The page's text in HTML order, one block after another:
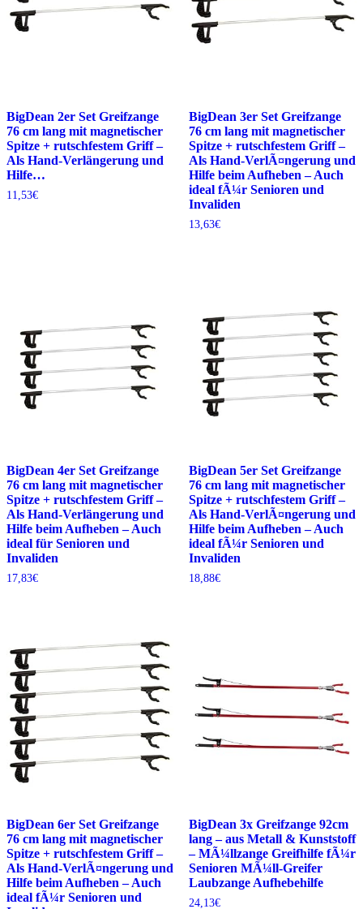
BigDean 2er Set Greifzange
76 cm lang mit magnetischer
Spitze + rutschfestem Griff –
Als Hand-Verlängerung und
Hilfe…
11,53€
BigDean 3er Set Greifzange
76 cm lang mit magnetischer
Spitze + rutschfestem Griff –
Als Hand-VerlÃ¤ngerung und
Hilfe beim Aufheben – Auch
ideal fÃ¼r Senioren und
Invaliden
13,63€
BigDean 4er Set Greifzange
76 cm lang mit magnetischer
Spitze + rutschfestem Griff –
Als Hand-Verlängerung und
Hilfe beim Aufheben – Auch
ideal für Senioren und
Invaliden
17,83€
BigDean 5er Set Greifzange
76 cm lang mit magnetischer
Spitze + rutschfestem Griff –
Als Hand-VerlÃ¤ngerung und
Hilfe beim Aufheben – Auch
ideal fÃ¼r Senioren und
Invaliden
18,88€
BigDean 6er Set Greifzange
76 cm lang mit magnetischer
Spitze + rutschfestem Griff –
Als Hand-VerlÃ¤ngerung und
Hilfe beim Aufheben – Auch
ideal fÃ¼r Senioren und
BigDean 3x Greifzange 92cm
lang – aus Metall & Kunststoff
– MÃ¼llzange Greifhilfe fÃ¼r
Senioren MÃ¼ll-Greifer
Laubzange Aufhebehilfe
24,13€